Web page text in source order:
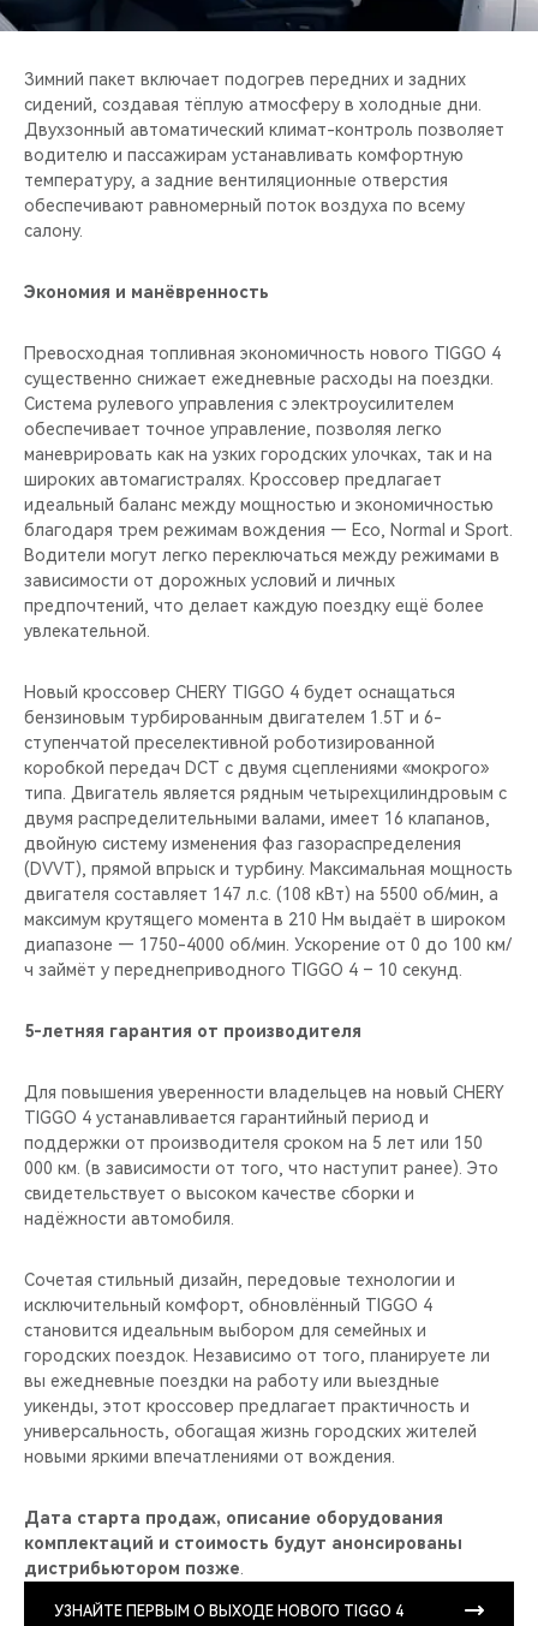
Зимний пакет включает подогрев передних и задних
сидений, создавая тёплую атмосферу в холодные дни.
Двухзонный автоматический климат-контроль позволяет
водителю и пассажирам устанавливать комфортную
температуру, а задние вентиляционные отверстия
обеспечивают равномерный поток воздуха по всему
салону.
Экономия и манёвренность
Превосходная топливная экономичность нового TIGGO 4
существенно снижает ежедневные расходы на поездки.
Система рулевого управления с электроусилителем
обеспечивает точное управление, позволяя легко
маневрировать как на узких городских улочках, так и на
широких автомагистралях. Кроссовер предлагает
идеальный баланс между мощностью и экономичностью
благодаря трем режимам вождения — Eco, Normal и Sport.
Водители могут легко переключаться между режимами в
зависимости от дорожных условий и личных
предпочтений, что делает каждую поездку ещё более
увлекательной.
Новый кроссовер CHERY TIGGO 4 будет оснащаться
бензиновым турбированным двигателем 1.5T и 6-
ступенчатой преселективной роботизированной
коробкой передач DCT с двумя сцеплениями «мокрого»
типа. Двигатель является рядным четырехцилиндровым с
двумя распределительными валами, имеет 16 клапанов,
двойную систему изменения фаз газораспределения
(DVVT), прямой впрыск и турбину. Максимальная мощность
двигателя составляет 147 л.с. (108 кВт) на 5500 об/мин, а
максимум крутящего момента в 210 Нм выдаёт в широком
диапазоне — 1750-4000 об/мин. Ускорение от 0 до 100 км/
ч займёт у переднеприводного TIGGO 4 – 10 секунд.
5-летняя гарантия от производителя
Для повышения уверенности владельцев на новый CHERY
TIGGO 4 устанавливается гарантийный период и
поддержки от производителя сроком на 5 лет или 150
000 км. (в зависимости от того, что наступит ранее). Это
свидетельствует о высоком качестве сборки и
надёжности автомобиля.
Сочетая стильный дизайн, передовые технологии и
исключительный комфорт, обновлённый TIGGO 4
становится идеальным выбором для семейных и
городских поездок. Независимо от того, планируете ли
вы ежедневные поездки на работу или выездные
уикенды, этот кроссовер предлагает практичность и
универсальность, обогащая жизнь городских жителей
новыми яркими впечатлениями от вождения.­­­
Дата старта продаж, описание оборудования
комплектаций и стоимость будут анонсированы
дистрибьютором позже.
УЗНАЙТЕ ПЕРВЫМ О ВЫХОДЕ НОВОГО TIGGO 4